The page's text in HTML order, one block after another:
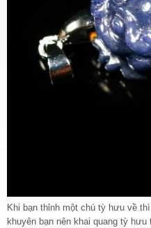
Khi bạn thỉnh một chú tỳ hưu về
khuyên bạn nên khai quang tỳ